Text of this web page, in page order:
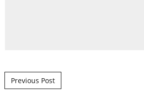
Post navigation
Previous Post